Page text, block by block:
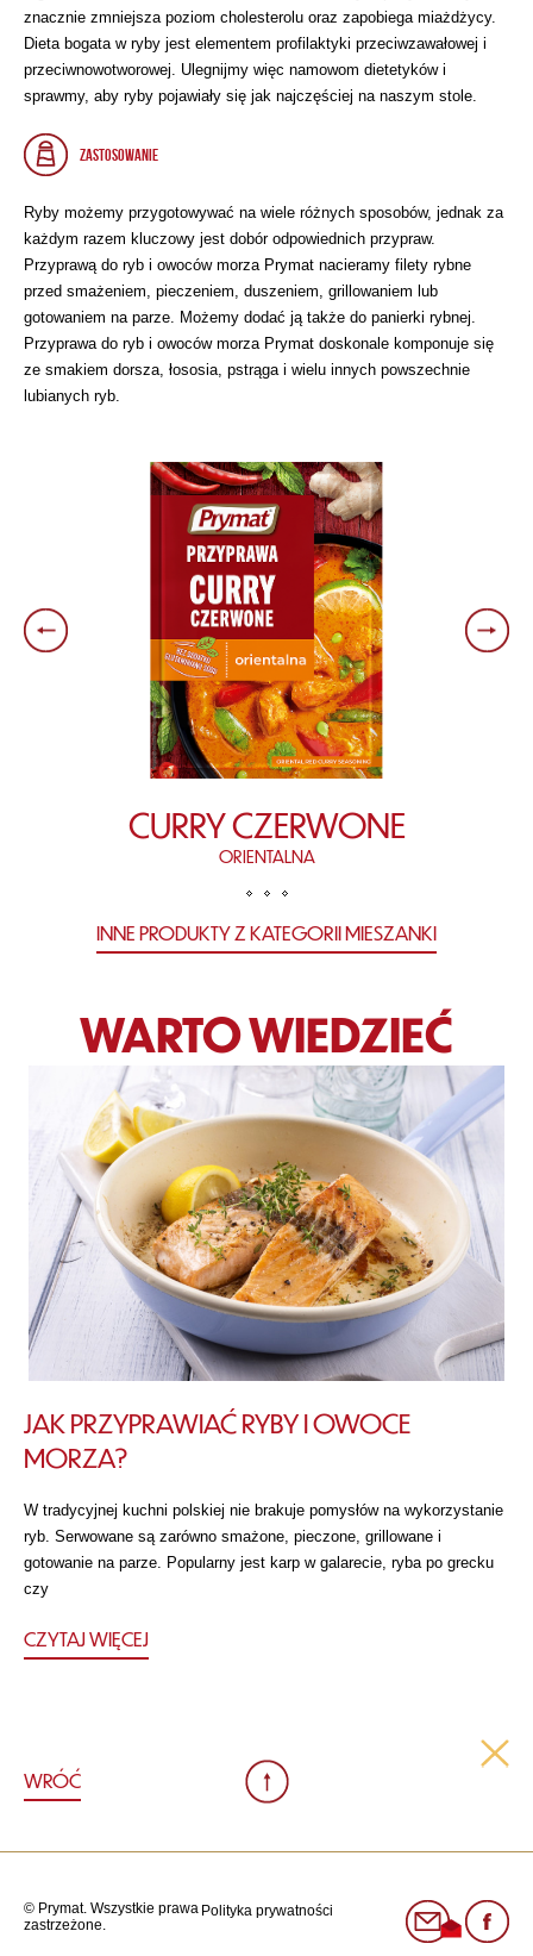
znacznie zmniejsza poziom cholesterolu oraz zapobiega miażdżycy.
Dieta bogata w ryby jest elementem profilaktyki przeciwzawałowej i
przeciwnowotworowej. Ulegnijmy więc namowom dietetyków i
sprawmy, aby ryby pojawiały się jak najczęściej na naszym stole.
ZASTOSOWANIE
Ryby możemy przygotowywać na wiele różnych sposobów, jednak za
każdym razem kluczowy jest dobór odpowiednich przypraw.
Przyprawą do ryb i owoców morza Prymat nacieramy filety rybne
przed smażeniem, pieczeniem, duszeniem, grillowaniem lub
gotowaniem na parze. Możemy dodać ją także do panierki rybnej.
Przyprawa do ryb i owoców morza Prymat doskonale komponuje się
ze smakiem dorsza, łososia, pstrąga i wielu innych powszechnie
lubianych ryb.
CURRY CZERWONE
ORIENTALNA
INNE PRODUKTY Z KATEGORII MIESZANKI
WARTO WIEDZIEĆ
JAK PRZYPRAWIAĆ RYBY I OWOCE
MORZA?
W tradycyjnej kuchni polskiej nie brakuje pomysłów na wykorzystanie
ryb. Serwowane są zarówno smażone, pieczone, grillowane i
gotowanie na parze. Popularny jest karp w galarecie, ryba po grecku
czy
CZYTAJ WIĘCEJ
WRÓĆ
© Prymat. Wszystkie prawa
zastrzeżone.
Polityka prywatności